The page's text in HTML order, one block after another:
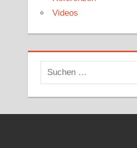
Videos
Suchen
nach: